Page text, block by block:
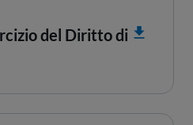
del Diritto di